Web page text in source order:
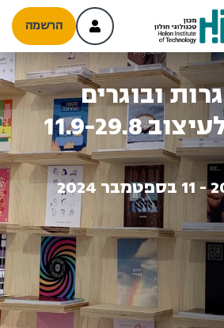
הרשמה
ובוגרים
11.9-29.8